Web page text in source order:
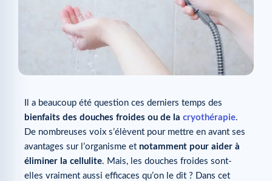
Il a beaucoup été question ces derniers temps des
bienfaits des douches froides ou de la cryothérapie.
De nombreuses voix s’élèvent pour mettre en avant ses
avantages sur l’organisme et notamment pour aider à
éliminer la cellulite. Mais, les douches froides sont-
elles vraiment aussi efficaces qu’on le dit ? Dans cet